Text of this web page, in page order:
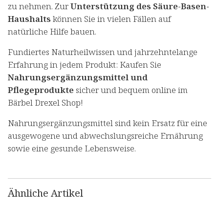
zu nehmen. ZurUnterstützung des Säure-Basen-
Haushalts können Sie in vielen Fällen auf
natürliche Hilfe bauen.
Fundiertes Naturheilwissen und jahrzehntelange
Erfahrung in jedem Produkt: Kaufen Sie
Nahrungsergänzungsmittel und
Pflegeprodukte sicher und bequem online im
Bärbel Drexel Shop!
Nahrungsergänzungsmittel sind kein Ersatz für eine
ausgewogene und abwechslungsreiche Ernährung
sowie eine gesunde Lebensweise.
Ähnliche Artikel